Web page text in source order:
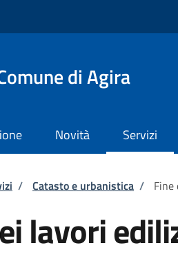
di Agira
Novità Servizi
di pane
/ Catasto e urbanistica / Fine
lavori